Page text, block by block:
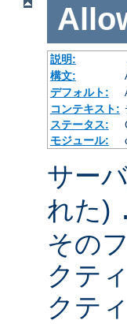
説明:
構文:
デフォルト:
コンテキスト:
ステータス:
モジュール:
サー
れた)
その
クテ
クテ